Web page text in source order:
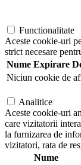
Functionalitate
Aceste cookie-uri
strict necesare
Nume Expirare
Niciun cookie de
Analitice
Aceste cookie-uri
care vizitatorii
la furnizarea de
vizitatori, rata de
Nume